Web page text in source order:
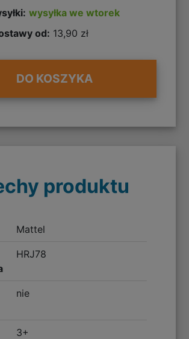
wysyłka we wtorek
od: 13,90 zł
DO KOSZYKA
produktu
Mattel
HRJ78
nie
3+